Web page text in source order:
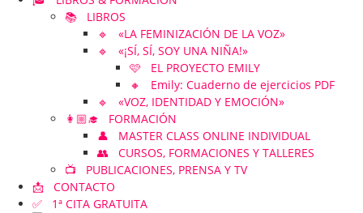
📚 LIBROS
🔹 «LA FEMINIZACIÓN DE LA VOZ»
🔹 «¡SÍ, SÍ, SOY UNA NIÑA!»
🩷 EL PROYECTO EMILY
🔸 Emily: Cuaderno de ejercicios PDF
🔹 «VOZ, IDENTIDAD Y EMOCIÓN»
👩🏼‍🎓 FORMACIÓN
👤 MASTER CLASS ONLINE INDIVIDUAL
👥 CURSOS, FORMACIONES Y TALLERES
📺 PUBLICACIONES, PRENSA Y TV
📩 CONTACTO
✅ 1ª CITA GRATUITA